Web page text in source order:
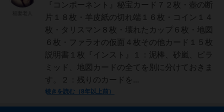
『コンポーネント』秘宝カード７２枚・壺の断
片１８枚・羊皮紙の切れ端１６枚・コイン１４
枚・タリスマン８枚・壊れたカップ６枚・地図
６枚・ファラオの仮面４枚その他カード１５枚
説明書１枚『インスト』１：泥棒、砂嵐、ピラ
ミッド、地図カードの全てを別に分けておきま
す。２：残りのカードを...
続きを読む（8年以上前）